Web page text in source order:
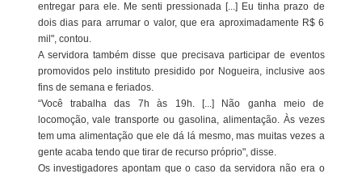
entregar para ele. Me senti pressionada [...] Eu tinha prazo de
dois dias para arrumar o valor, que era aproximadamente R$ 6
mil", contou.
A servidora também disse que precisava participar de eventos
promovidos pelo instituto presidido por Nogueira, inclusive aos
fins de semana e feriados.
“Você trabalha das 7h às 19h. [...] Não ganha meio de
locomoção, vale transporte ou gasolina, alimentação. Às vezes
tem uma alimentação que ele dá lá mesmo, mas muitas vezes a
gente acaba tendo que tirar de recurso próprio", disse.
Os investigadores apontam que o caso da servidora não era o